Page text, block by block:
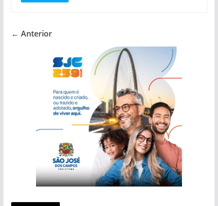
← Anterior